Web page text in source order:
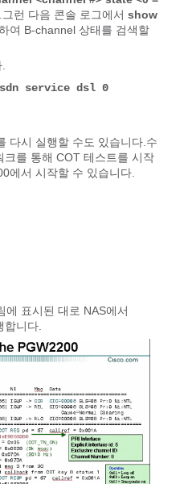
런 다음 콘솔 로그에서 show
여 B-channel 상태를 검색할
service dsl 0
다시 실행할 수도 있습니다.수
를 통해 COT 테스트를 시작
에서 시작할 수 있습니다.
에 표시된 대로 NAS에서
합니다.